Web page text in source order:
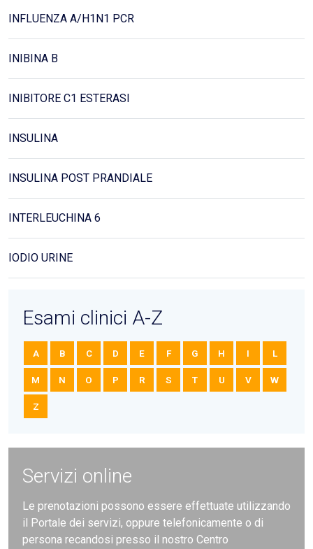
INFLUENZA A/H1N1 PCR
INIBINA B
INIBITORE C1 ESTERASI
INSULINA
INSULINA POST PRANDIALE
INTERLEUCHINA 6
IODIO URINE
Esami clinici A-Z
A B C D E F G H I L
M N O P R S T U V W
Z
Servizi online
Le prenotazioni possono essere effettuate utilizzando
il Portale dei servizi, oppure telefonicamente o di
persona recandosi presso il nostro Centro